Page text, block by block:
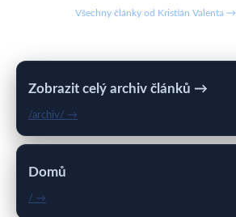
Všechny články od Kristián Valenta →
Zobrazit celý archiv článků →
/archiv/ →
Domů
/ →